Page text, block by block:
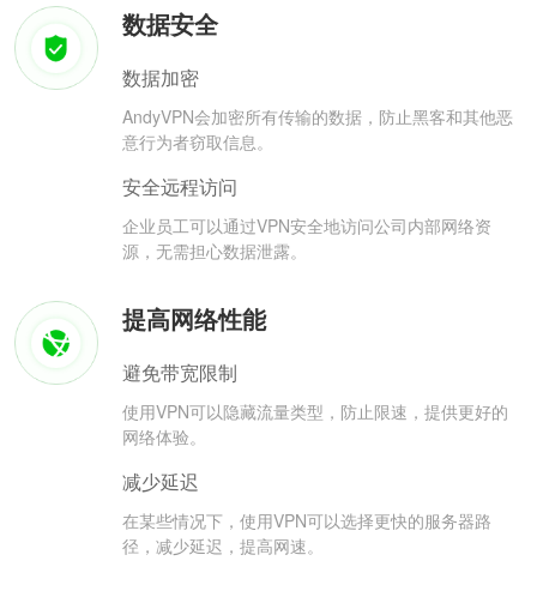
数据安全
数据加密
AndyVPN会加密所有传输的数据，防止黑客和其他恶
意行为者窃取信息。
安全远程访问
企业员工可以通过VPN安全地访问公司内部网络资
源，无需担心数据泄露。
提高网络性能
避免带宽限制
使用VPN可以隐藏流量类型，防止限速，提供更好的
网络体验。
减少延迟
在某些情况下，使用VPN可以选择更快的服务器路
径，减少延迟，提高网速。